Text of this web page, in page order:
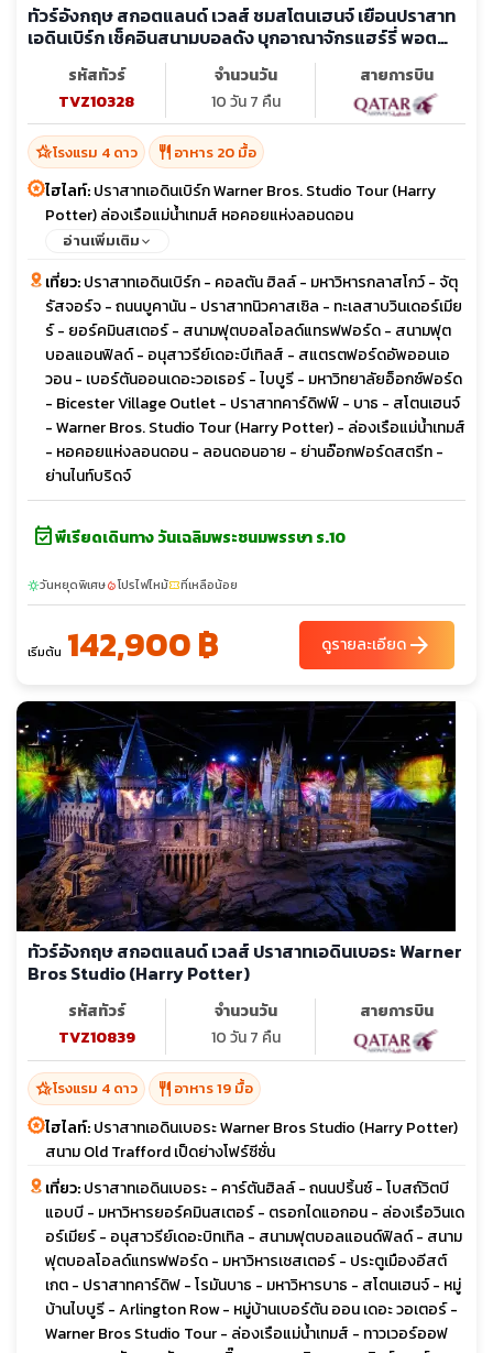
ทัวร์อังกฤษ สกอตแลนด์ เวลส์ ชมสโตนเฮนจ์ เยือนปราสาท
เอดินเบิร์ก เช็คอินสนามบอลดัง บุกอาณาจักรแฮร์รี่ พอต
รหัสทัวร์
TVZ10328
จำนวนวัน
10 วัน 7 คืน
สายการบิน
hotel_classโรงแรม 4 ดาว restaurant อาหาร 20 มื้อ
ไฮไลท์:ปราสาทเอดินเบิร์ก Warner Bros. Studio Tour (Harry
Potter) ล่องเรือแม่น้ำเทมส์ หอคอยแห่งลอนดอน
อ่านเพิ่มเติม
เที่ยว:ปราสาทเอดินเบิร์ก - คอลตัน ฮิลล์ - มหาวิหารกลาสโกว์ - จัตุ
รัสจอร์จ - ถนนบูคานัน - ปราสาทนิวคาสเซิล - ทะเลสาบวินเดอร์เมีย
ร์ - ยอร์คมินสเตอร์ - สนามฟุตบอลโอลด์แทรฟฟอร์ด - สนามฟุต
บอลแอนฟิลด์ - อนุสาวรีย์เดอะบีเทิลส์ - สแตรตฟอร์ดอัพออนเอ
วอน - เบอร์ตันออนเดอะวอเธอร์ - ไบบูรี - มหาวิทยาลัยอ็อกซ์ฟอร์ด
- Bicester Village Outlet - ปราสาทคาร์ดิฟฟ์ - บาธ - สโตนเฮนจ์
- Warner Bros. Studio Tour (Harry Potter) - ล่องเรือแม่น้ำเทมส์
- หอคอยแห่งลอนดอน - ลอนดอนอาย - ย่านอ๊อกฟอร์ดสตรีท -
ย่านไนท์บริดจ์
event_availableพีเรียดเดินทาง วันเฉลิมพระชนมพรรษา ร.10
sunnyวันหยุดพิเศษlocal_fire_departmentโปรไฟไหม้confirmation_numberที่เหลือน้อย
เริ่มต้น 142,900 ฿ ดูรายละเอียดarrow_forward
ทัวร์อังกฤษ สกอตแลนด์ เวลส์ ปราสาทเอดินเบอระ Warner
Bros Studio (Harry Potter)
รหัสทัวร์
TVZ10839
จำนวนวัน
10 วัน 7 คืน
สายการบิน
hotel_classโรงแรม 4 ดาว restaurant อาหาร 19 มื้อ
ไฮไลท์:ปราสาทเอดินเบอระ Warner Bros Studio (Harry Potter)
สนาม Old Trafford เป็ดย่างโฟร์ซีซั่น
เที่ยว:ปราสาทเอดินเบอระ - คาร์ตันฮิลล์ - ถนนปริ้นซ์ - โบสถ์วิตบี
แอบบี - มหาวิหารยอร์คมินสเตอร์ - ตรอกไดแอกอน - ล่องเรือวินเด
อร์เมียร์ - อนุสาวรีย์เดอะบิทเทิล - สนามฟุตบอลแอนด์ฟิลด์ - สนาม
ฟุตบอลโอลด์แทรฟฟอร์ด - มหาวิหารเชสเตอร์ - ประตูเมืองอีสต์
เกต - ปราสาทคาร์ดิฟ - โรมันบาธ - มหาวิหารบาธ - สโตนเฮนจ์ - หมู่
บ้านไบบูรี - Arlington Row - หมู่บ้านเบอร์ตัน ออน เดอะ วอเตอร์ -
Warner Bros Studio Tour - ล่องเรือแม่น้ำเทมส์ - ทาวเวอร์ออฟ